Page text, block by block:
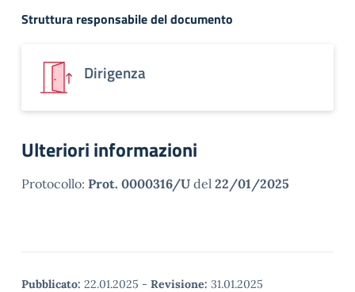
Struttura responsabile del documento
Dirigenza
Ulteriori informazioni
Protocollo: Prot. 0000316/U del 22/01/2025
Pubblicato: 22.01.2025 - Revisione: 31.01.2025